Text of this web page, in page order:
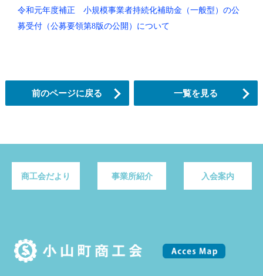
令和元年度補正 小規模事業者持続化補助金（一般型）の公
募受付（公募要領第8版の公開）について
前のページに戻る 一覧を見る
商工会だより 事業所紹介 入会案内